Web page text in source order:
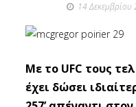
14 Δεκεμβρίου
Με το UFC τους
έχει δώσει